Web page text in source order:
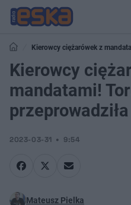
Kierowcy ciężarówek z
kontrole
Kierowcy
mandatami!
2023-03-31 9:54
Mateusz Pielka